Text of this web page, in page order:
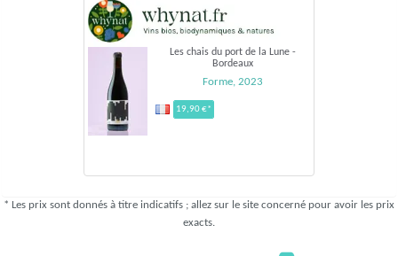
Les chais du port de la Lune -
Bordeaux
Forme, 2023
19,90 €*
* Les prix sont donnés à titre indicatifs ; allez sur le site concerné pour avoir les prix
exacts.